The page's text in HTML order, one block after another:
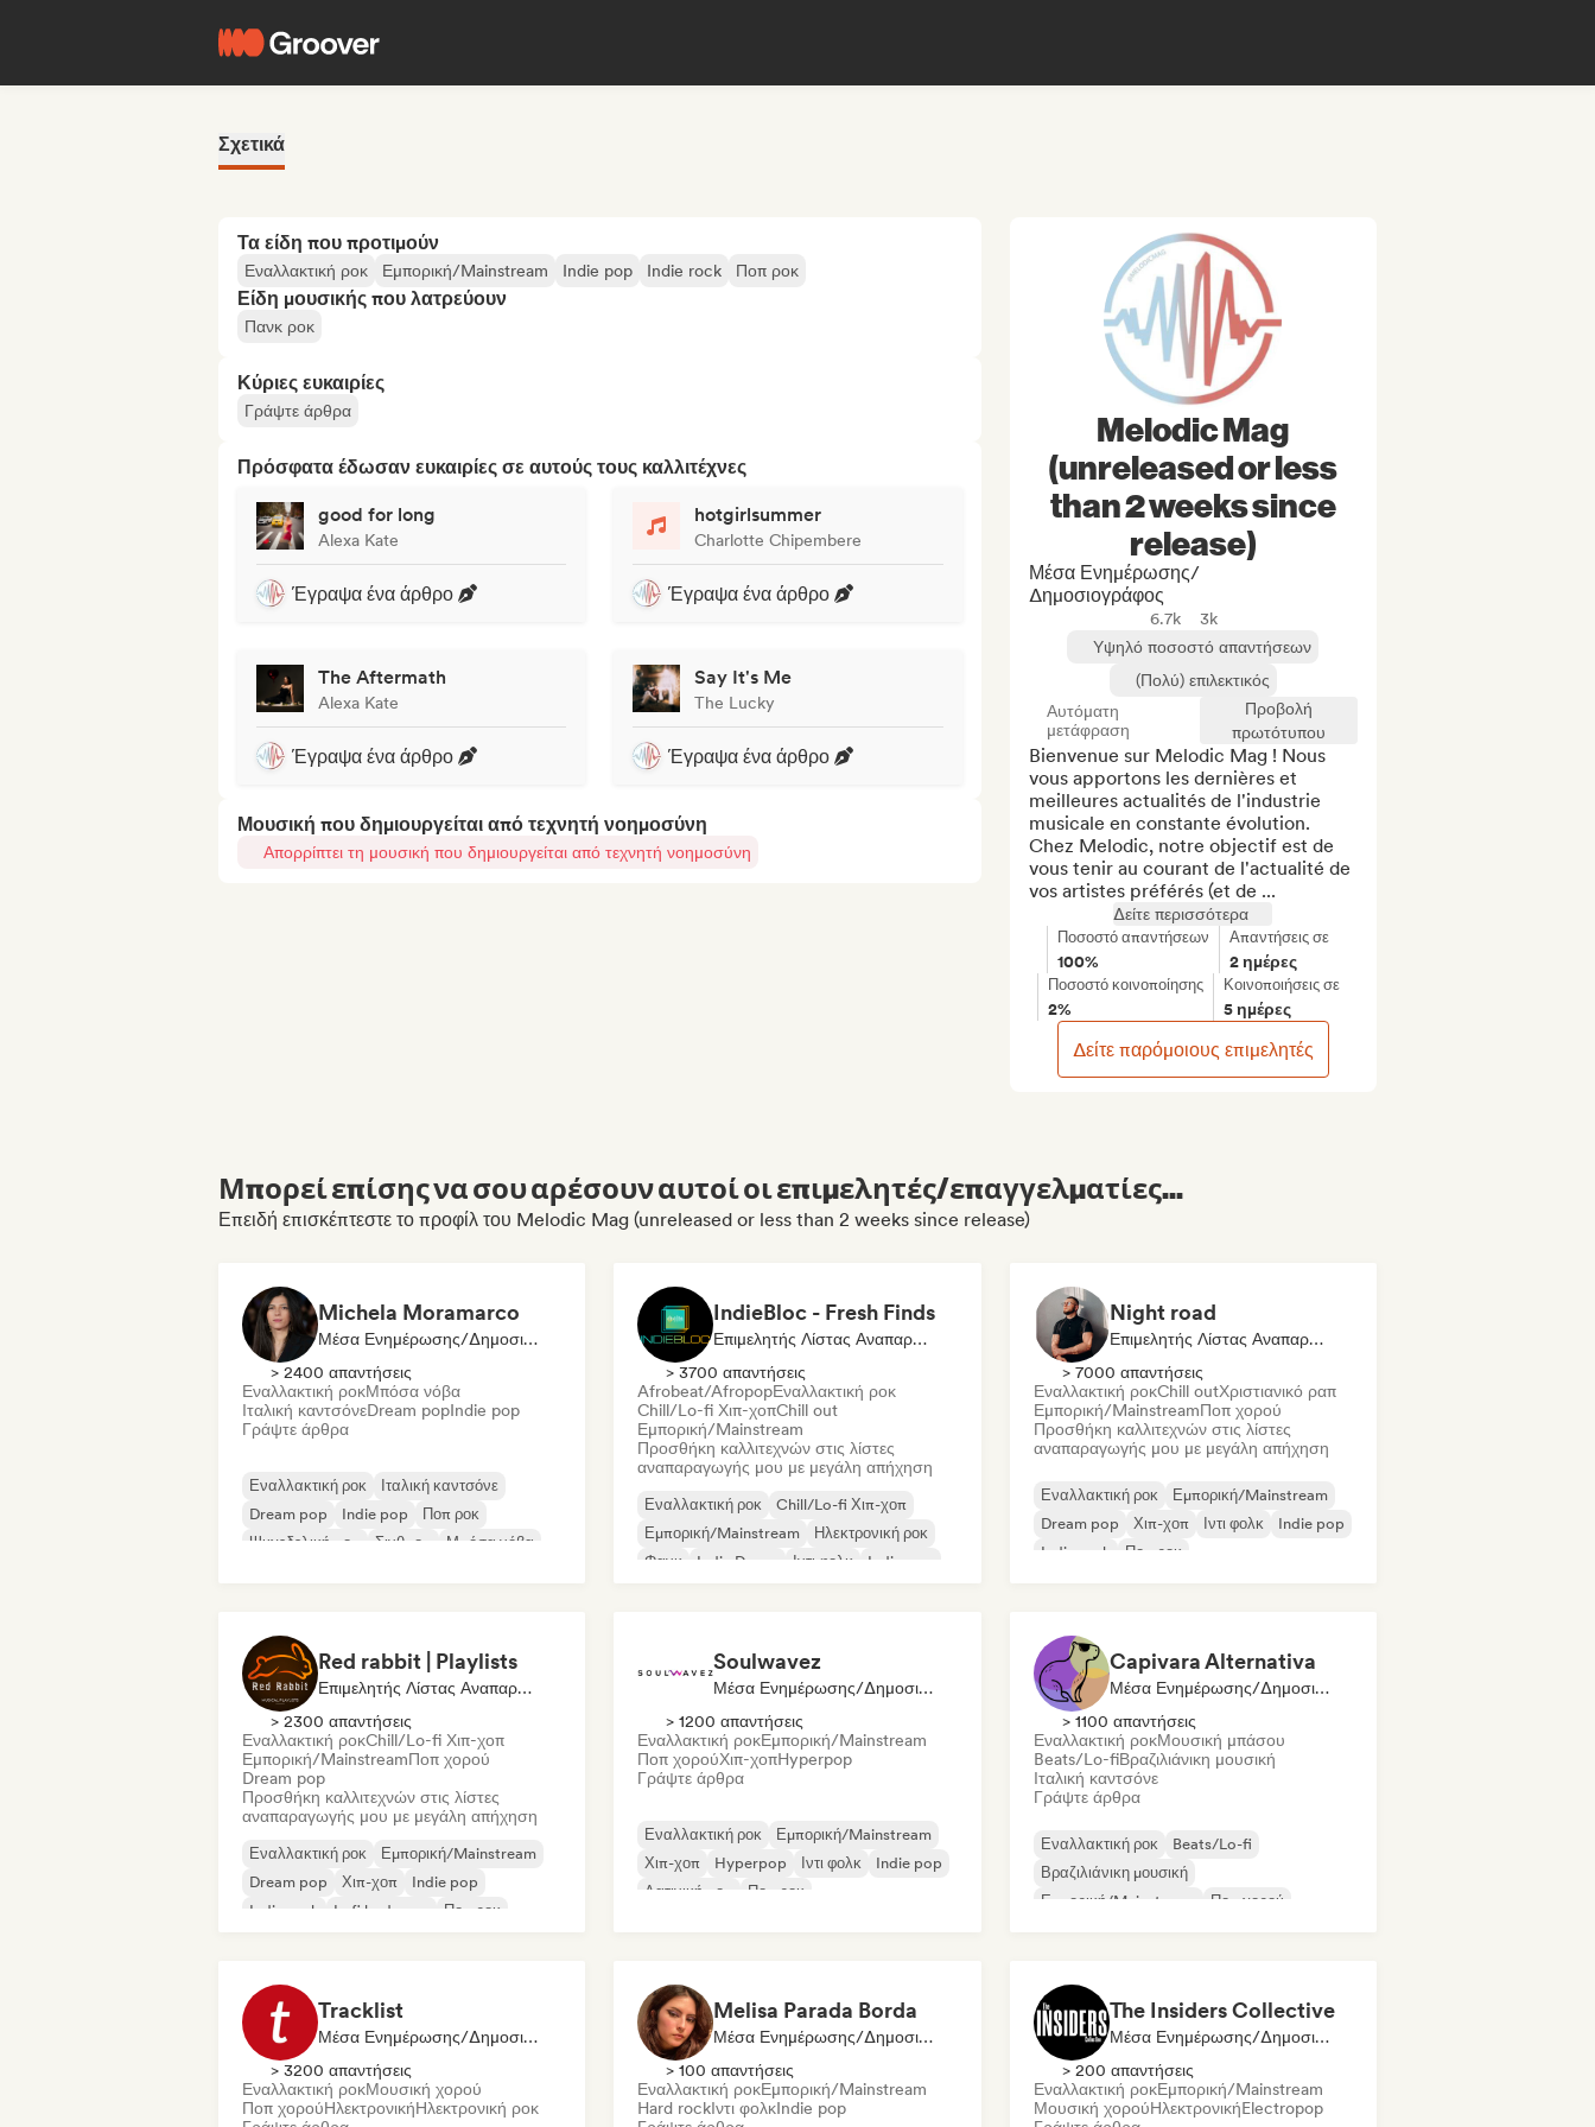
Σχετικά
Τα είδη που προτιμούν
Εναλλακτική ροκ Εμπορική/Mainstream Indie pop Indie rock Ποπ ροκ
Είδη μουσικής που λατρεύουν
Πανκ ροκ
Κύριες ευκαιρίες
Γράψτε άρθρα
Πρόσφατα έδωσαν ευκαιρίες σε αυτούς τους καλλιτέχνες
good for long
Alexa Kate
Έγραψα ένα άρθρο
hotgirlsummer
Charlotte Chipembere
Έγραψα ένα άρθρο
The Aftermath
Alexa Kate
Έγραψα ένα άρθρο
Say It's Me
The Lucky
Έγραψα ένα άρθρο
Μουσική που δημιουργείται από τεχνητή νοημοσύνη
Απορρίπτει τη μουσική που δημιουργείται από τεχνητή νοημοσύνη
Melodic Mag
(unreleased or less
than 2 weeks since
release)
Μέσα Ενημέρωσης/
Δημοσιογράφος
6.7k
3k
Υψηλό ποσοστό απαντήσεων
(Πολύ) επιλεκτικός
Αυτόματη
μετάφραση
Προβολή
πρωτότυπου
Bienvenue sur Melodic Mag ! Nous
vous apportons les dernières et
meilleures actualités de l'industrie
musicale en constante évolution.
Chez Melodic, notre objectif est de
vous tenir au courant de l'actualité de
vos artistes préférés (et de ...
Δείτε περισσότερα
Ποσοστό απαντήσεων
100%
Απαντήσεις σε
2 ημέρες
Ποσοστό κοινοποίησης
2%
Κοινοποιήσεις σε
5 ημέρες
Δείτε παρόμοιους επιμελητές
Μπορεί επίσης να σου αρέσουν αυτοί οι επιμελητές/επαγγελματίες...
Επειδή επισκέπτεστε το προφίλ του Melodic Mag (unreleased or less than 2 weeks since release)
Michela Moramarco
Μέσα Ενημέρωσης/Δημοσιογράφος
> 2400 απαντήσεις
Εναλλακτική ροκΜπόσα νόβα
Ιταλική καντσόνεDream popIndie pop
Γράψτε άρθρα
Εναλλακτική ροκ
Ιταλική καντσόνε
Dream pop
Indie pop
Ποπ ροκ
Ψυχεδελική ποπ
Σινθποπ Μπόσα νόβα
IndieBloc - Fresh Finds
Επιμελητής Λίστας Αναπαραγωγής
> 3700 απαντήσεις
Afrobeat/AfropopΕναλλακτική ροκ
Chill/Lo-fi Χιπ-χοπChill out
Εμπορική/Mainstream
Προσθήκη καλλιτεχνών στις λίστες
αναπαραγωγής μου με μεγάλη απήχηση
Εναλλακτική ροκ
Chill/Lo-fi Χιπ-χοπ
Εμπορική/Mainstream
Ηλεκτρονική ροκ
Φανκ
Indie Dance Ιντι φολκ Indie pop
Night road
Επιμελητής Λίστας Αναπαραγωγής
> 7000 απαντήσεις
Εναλλακτική ροκChill outΧριστιανικό ραπ
Εμπορική/MainstreamΠοπ χορού
Προσθήκη καλλιτεχνών στις λίστες
αναπαραγωγής μου με μεγάλη απήχηση
Εναλλακτική ροκ
Εμπορική/Mainstream
Dream pop
Χιπ-χοπ Ιντι φολκ
Indie pop
Indie rock
Ποπ ροκ
Red rabbit | Playlists
Επιμελητής Λίστας Αναπαραγωγής
> 2300 απαντήσεις
Εναλλακτική ροκChill/Lo-fi Χιπ-χοπ
Εμπορική/MainstreamΠοπ χορού
Dream pop
Προσθήκη καλλιτεχνών στις λίστες
αναπαραγωγής μου με μεγάλη απήχηση
Εναλλακτική ροκ
Εμπορική/Mainstream
Dream pop
Χιπ-χοπ
Indie pop
Indie rock
Lofi bedroom Ποπ ροκ
Soulwavez
Μέσα Ενημέρωσης/Δημοσιογράφος
> 1200 απαντήσεις
Εναλλακτική ροκΕμπορική/Mainstream
Ποπ χορούΧιπ-χοπHyperpop
Γράψτε άρθρα
Εναλλακτική ροκ
Εμπορική/Mainstream
Χιπ-χοπ
Hyperpop Ιντι φολκ
Indie pop
Λατινική ποπ
Ποπ ροκ
Capivara Alternativa
Μέσα Ενημέρωσης/Δημοσιογράφος
> 1100 απαντήσεις
Εναλλακτική ροκΜουσική μπάσου
Beats/Lo-fiΒραζιλιάνικη μουσική
Ιταλική καντσόνε
Γράψτε άρθρα
Εναλλακτική ροκ
Beats/Lo-fi
Βραζιλιάνικη μουσική
Εμπορική/Mainstream
Ποπ χορού
Tracklist
Μέσα Ενημέρωσης/Δημοσιογράφος
> 3200 απαντήσεις
Εναλλακτική ροκΜουσική χορού
Ποπ χορούΗλεκτρονικήΗλεκτρονική ροκ
Melisa Parada Borda
Μέσα Ενημέρωσης/Δημοσιογράφος
> 100 απαντήσεις
Εναλλακτική ροκΕμπορική/Mainstream
Hard rockΙντι φολκIndie pop
The Insiders Collective
Μέσα Ενημέρωσης/Δημοσιογράφος
> 200 απαντήσεις
Εναλλακτική ροκΕμπορική/Mainstream
Μουσική χορούΗλεκτρονικήElectropop